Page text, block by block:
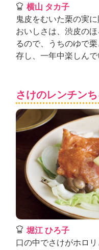
横山 タカ子
鬼皮をむいた栗の実
おいしさは、渋皮の
るので、うちのゆで
存し、一年中楽しんで
さけのレンチン
堀江 ひろ子
口の中でさけがホロ